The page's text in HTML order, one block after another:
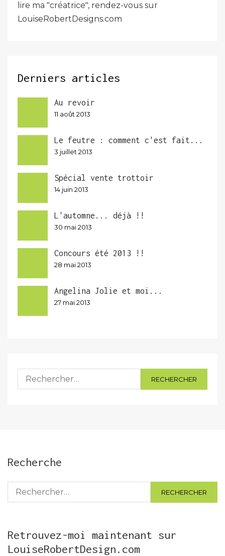
lire ma "créatrice", rendez-vous sur
LouiseRobertDesigns.com
Derniers articles
Au revoir
11 août 2013
Le feutre : comment c'est fait...
3 juillet 2013
Spécial vente trottoir
14 juin 2013
L'automne... déjà !!
30 mai 2013
Concours été 2013 !!
28 mai 2013
Angelina Jolie et moi...
27 mai 2013
Rechercher :
Recherche
Rechercher :
Retrouvez-moi maintenant sur
LouiseRobertDesign.com